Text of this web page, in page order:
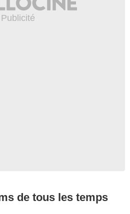
de tous les temps